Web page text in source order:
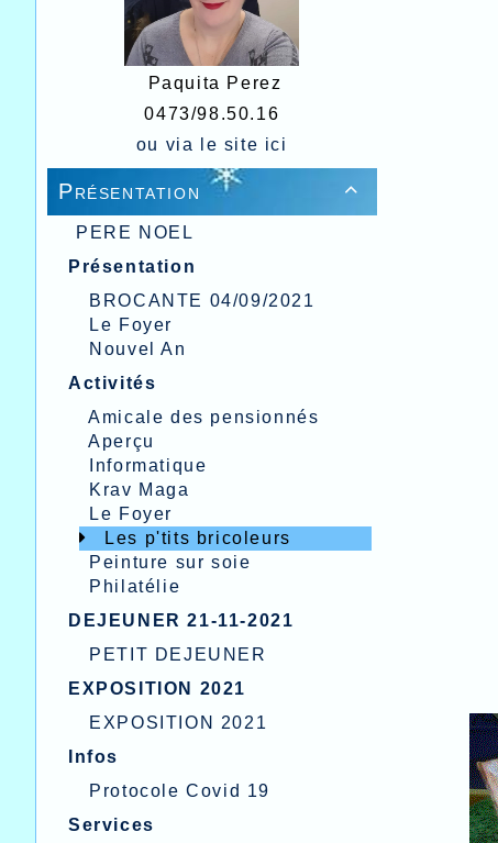
Paquita Perez
0473/98.50.16
ou via le site ici

Présentation
PERE NOEL
Présentation
BROCANTE 04/09/2021
Le Foyer
Nouvel An
Activités
Amicale des pensionnés
Aperçu
Informatique
Krav Maga
Le Foyer
Les p'tits bricoleurs
Peinture sur soie
Philatélie
DEJEUNER 21-11-2021
PETIT DEJEUNER
EXPOSITION 2021
EXPOSITION 2021
Infos
Protocole Covid 19
Services